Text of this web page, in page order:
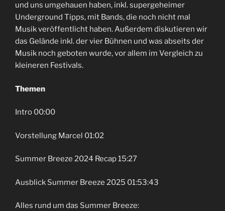
und uns umgehauen haben, inkl. supergeheimer
Underground Tipps, mit Bands, die noch nicht mal
Musik veröffentlicht haben. Außerdem diskutieren wir
das Gelände inkl. der vier Bühnen und was abseits der
Musik noch geboten wurde, vor allem im Vergleich zu
kleineren Festivals.
Themen
Intro 00:00
Vorstellung Marcel 01:02
Summer Breeze 2024 Recap 15:27
Ausblick Summer Breeze 2025 01:53:43
Alles rund um das Summer Breeze: